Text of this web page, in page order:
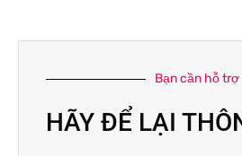
Bạn cần hỗ trợ
HÃY ĐỂ LẠI